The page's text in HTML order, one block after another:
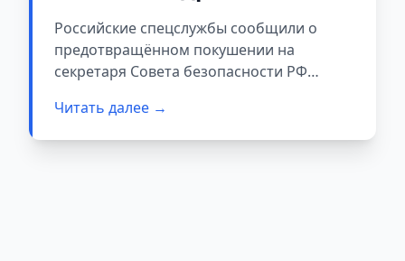
покушения
Российские спецслужбы сообщили о
предотвращённом покушении на
секретаря Совета безопасности РФ
Читать далее →